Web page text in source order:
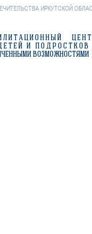
ИРКУТСКОЙ
И ПОДРОСТКОВ
ВОЗМОЖНОСТЯМИ